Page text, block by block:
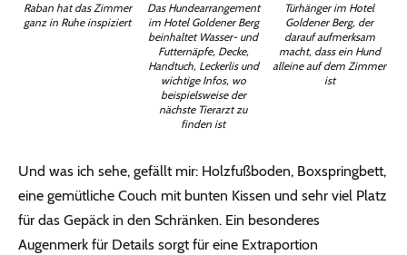
Raban hat das Zimmer
ganz in Ruhe inspiziert
Das Hundearrangement
im Hotel Goldener Berg
beinhaltet Wasser- und
Futternäpfe, Decke,
Handtuch, Leckerlis und
wichtige Infos, wo
beispielsweise der
nächste Tierarzt zu
finden ist
Türhänger im Hotel
Goldener Berg, der
darauf aufmerksam
macht, dass ein Hund
alleine auf dem Zimmer
ist
Und was ich sehe, gefällt mir: Holzfußboden, Boxspringbett,
eine gemütliche Couch mit bunten Kissen und sehr viel Platz
für das Gepäck in den Schränken. Ein besonderes
Augenmerk für Details sorgt für eine Extraportion